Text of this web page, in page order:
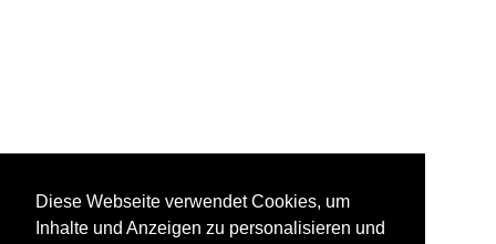
Diese Webseite verwendet Cookies, um
Inhalte und Anzeigen zu personalisieren und